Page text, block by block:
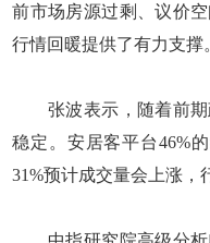
前市场房源过剩、议价
行情回暖提供了有力支撑
张波表示，随着前期
稳定。安居客平台46%
31%预计成交量会上涨，